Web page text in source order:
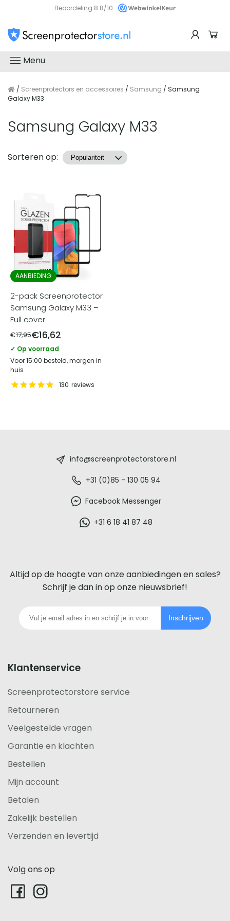
Beoordeling 8.8/10
Menu
/ Screenprotectors en accessoires / Samsung / Samsung
Galaxy M33
Samsung Galaxy M33
Producten
Sorteren op:
AANBIEDING
2-pack Screenprotector
Samsung Galaxy M33 –
Full cover
€17,95€16,62
✓ Op voorraad
Voor 15:00 besteld, morgen in
huis
130 reviews
voor
iedere
telefoon
info@screenprotectorstore.nl
+31 (0)85 - 130 05 94
Facebook Messenger
+31 6 18 41 87 48
Altijd op de hoogte van onze aanbiedingen en sales?
Schrijf je dan in op onze nieuwsbrief!
Inschrijven
Klantenservice
Screenprotectorstore service
Retourneren
Veelgestelde vragen
Garantie en klachten
Bestellen
Mijn account
Betalen
Zakelijk bestellen
Verzenden en levertijd
Volg ons op